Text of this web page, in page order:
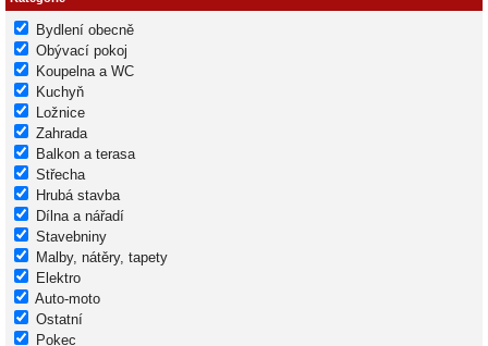
Bydlení obecně
Obývací pokoj
Koupelna a WC
Kuchyň
Ložnice
Zahrada
Balkon a terasa
Střecha
Hrubá stavba
Dílna a nářadí
Stavebniny
Malby, nátěry, tapety
Elektro
Auto-moto
Ostatní
Pokec